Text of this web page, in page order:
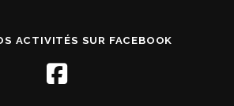
ACTIVITÉS SUR FACEBOOK